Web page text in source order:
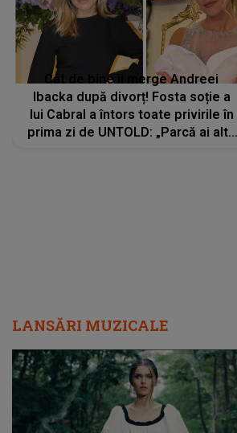
Cât de bine îi merge Andreei
Ibacka după divorț! Fosta soție a
lui Cabral a întors toate privirile în
prima zi de UNTOLD: „Parcă ai altă
LANSĂRI MUZICALE